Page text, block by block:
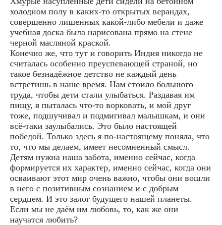
холодном полу в каких-то открытых верандах,
совершенно лишенных какой-либо мебели и даже
учебная доска была нарисована прямо на стене
черной масляной краской.
Конечно же, что тут и говорить Индия никогда не
считалась особенно преуспевающей страной, но
такое безнадёжное детство не каждый день
встретишь в наше время. Нам стоило большого
труда, чтобы дети стали улыбаться. Раздавая им
пищу, я пыталась что-то ворковать, и мой друг
тоже, подшучивал и подмигивал малышкам, и они
всё-таки заулыбались. Это было настоящей
победой. Только здесь я по-настоящему поняла, что
то, что мы делаем, имеет несомненный смысл.
Детям нужна наша забота, именно сейчас, когда
формируется их характер, именно сейчас, когда они
осваивают этот мир очень важно, чтобы они вошли
в него с позитивным сознанием и с добрым
сердцем. И это залог будущего нашей планеты.
Если мы не даём им любовь, то, как же они
научатся любить?